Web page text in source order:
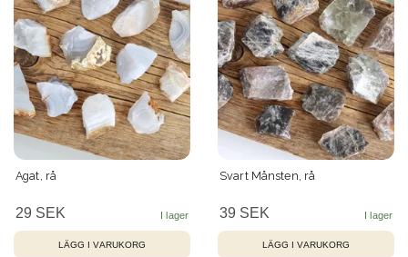
Agat, rå
29 SEK
Svart Månsten, rå
39 SEK